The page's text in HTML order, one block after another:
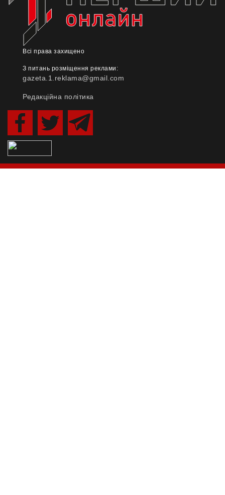
Всі права захищено
З питань розміщення реклами:
gazeta.1.reklama@gmail.com
Редакційна політика